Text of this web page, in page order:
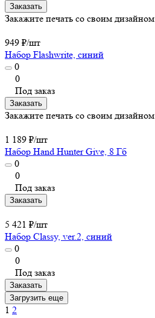
Заказать
Закажите печать со своим дизайном
949 ₽/шт
Набор Flashwrite, синий
0
0
Под заказ
Заказать
Закажите печать со своим дизайном
1 189 ₽/шт
Набор Hand Hunter Give, 8 Гб
0
0
Под заказ
Заказать
5 421 ₽/шт
Набор Classy, ver.2, синий
0
0
Под заказ
Заказать
Загрузить еще
1 2